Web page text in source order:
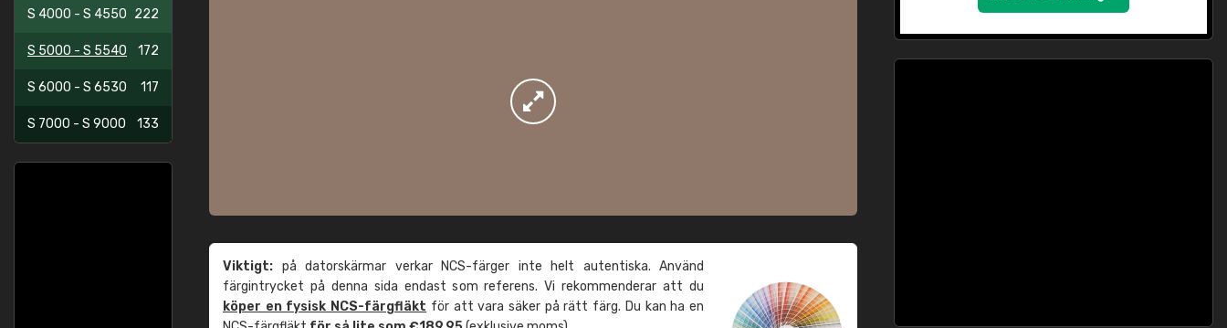
S 4000 - S 4550 222
S 5000 - S 5540 172
S 6000 - S 6530 117
S 7000 - S 9000 133
Viktigt: på datorskärmar verkar NCS-färger inte helt autentiska. Använd
färgintrycket på denna sida endast som referens. Vi rekommenderar att du
köper en fysisk NCS-färgfläkt för att vara säker på rätt färg. Du kan ha en